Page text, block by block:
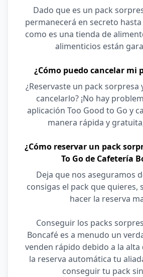
Dado que es un pack
permanecerá en secreto
como es una tienda de
alimenticios están
¿Cómo puedo cancelar mi
¿Reservaste un pack sorpresa
cancelarlo? ¡No hay
aplicación Too Good to Go y
manera rápida y
¿Cómo reservar un pack
To Go de Cafetería
Deja que nos aseguramos
consigas el pack que quieres,
hacer la reserva
Conseguir los packs
Boncafé es a menudo un
venden rápido debido a la alta
la reserva automática tu
conseguir tu pack